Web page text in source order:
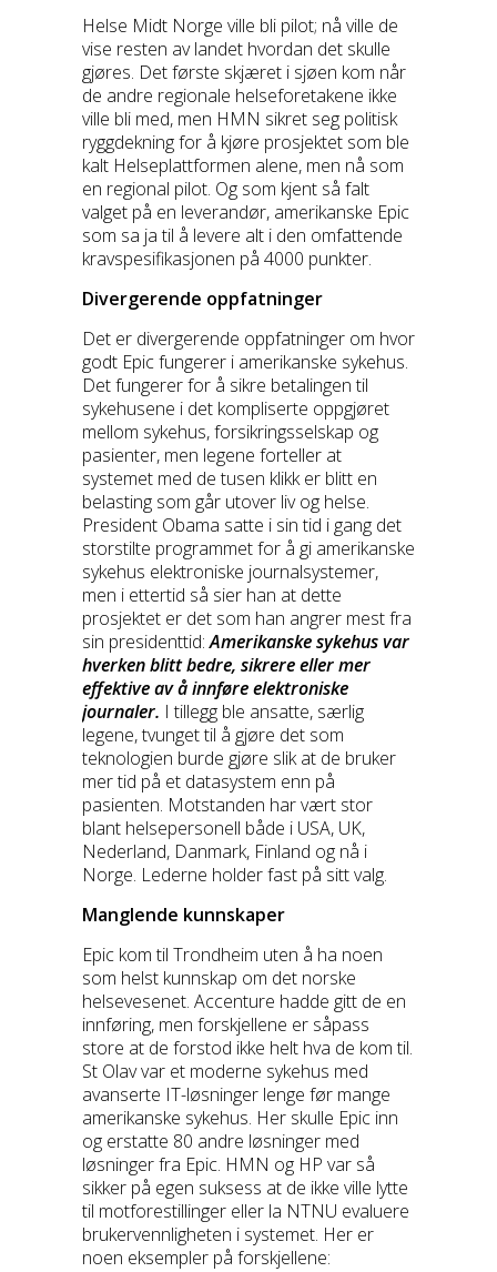
Helse Midt Norge ville bli pilot; nå ville de
vise resten av landet hvordan det skulle
gjøres. Det første skjæret i sjøen kom når
de andre regionale helseforetakene ikke
ville bli med, men HMN sikret seg politisk
ryggdekning for å kjøre prosjektet som ble
kalt Helseplattformen alene, men nå som
en regional pilot. Og som kjent så falt
valget på en leverandør, amerikanske Epic
som sa ja til å levere alt i den omfattende
kravspesifikasjonen på 4000 punkter.
Divergerende oppfatninger
Det er divergerende oppfatninger om hvor
godt Epic fungerer i amerikanske sykehus.
Det fungerer for å sikre betalingen til
sykehusene i det kompliserte oppgjøret
mellom sykehus, forsikringsselskap og
pasienter, men legene forteller at
systemet med de tusen klikk er blitt en
belasting som går utover liv og helse.
President Obama satte i sin tid i gang det
storstilte programmet for å gi amerikanske
sykehus elektroniske journalsystemer,
men i ettertid så sier han at dette
prosjektet er det som han angrer mest fra
sin presidenttid:Amerikanske sykehus var
hverken blitt bedre, sikrere eller mer
effektive av å innføre elektroniske
journaler. I tillegg ble ansatte, særlig
legene, tvunget til å gjøre det som
teknologien burde gjøre slik at de bruker
mer tid på et datasystem enn på
pasienten. Motstanden har vært stor
blant helsepersonell både i USA, UK,
Nederland, Danmark, Finland og nå i
Norge. Lederne holder fast på sitt valg.
Manglende kunnskaper
Epic kom til Trondheim uten å ha noen
som helst kunnskap om det norske
helsevesenet. Accenture hadde gitt de en
innføring, men forskjellene er såpass
store at de forstod ikke helt hva de kom til.
St Olav var et moderne sykehus med
avanserte IT-løsninger lenge før mange
amerikanske sykehus. Her skulle Epic inn
og erstatte 80 andre løsninger med
løsninger fra Epic. HMN og HP var så
sikker på egen suksess at de ikke ville lytte
til motforestillinger eller la NTNU evaluere
brukervennligheten i systemet. Her er
noen eksempler på forskjellene: